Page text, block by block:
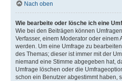
Nach oben
Wie bearbeite oder lösche ich eine
Wie bei den Beiträgen können
Verfasser, einem Moderator oder einem
werden. Um eine Umfrage zu
des Themas; dieser ist immer mit der
niemand eine Stimme abgegeben hat,
Umfrage löschen oder die
schon ein Benutzer abgestimmt haben,